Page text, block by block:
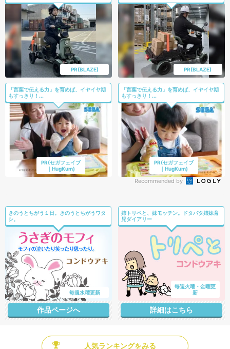
PR(BLAZE) PR(BLAZE)
「言葉で伝える力」を育めば、イヤイヤ期
もすっきり！...
PR(セガフェイブ
｜HugKum)
「言葉で伝える力」を育めば、イヤイヤ期
もすっきり！...
PR(セガフェイブ
｜HugKum)
Recommended by
きのうとちがう１日。きのうとちがうワタ
シ。
毎週水曜更新
作品ページへ
姉トリペと、妹モッチン。ドタバタ姉妹育
児ダイアリー
毎週火曜・金曜更
新
詳細はこちら
人気ランキングをみる